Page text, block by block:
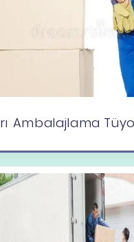
Ambalajlama